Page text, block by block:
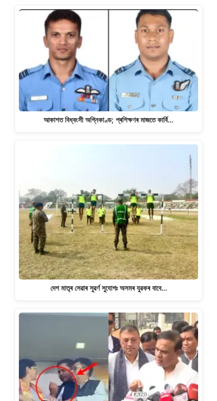
আকাশত বিধ্বংসী অগ্নিকাণ্ড; প্ৰশিক্ষণৰ মাজতে কাৰ্বি…
দেশ মাতৃৰ সেৱাৰ সুৱৰ্ণ সুযোগঃ অসমৰ যুৱকৰ বাবে…